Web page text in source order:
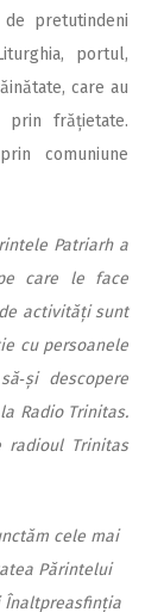
de pretutindeni
portul,
care au
prin frățietate.
comuniune
Patriarh a
care le face
activități sunt
cu persoanele
descopere
Radio Trinitas.
Trinitas
cele mai
Părintelui
Înaltpreasfinția